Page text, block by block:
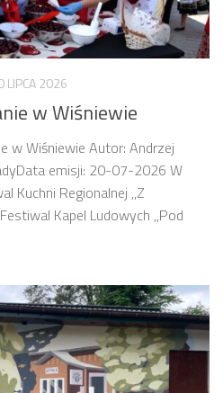
LIPCA 2026
w Wiśniewie
w Wiśniewie Autor: Andrzej
emisji: 20-07-2026 W
Kuchni Regionalnej ,,Z
Kapel Ludowych ,,Pod